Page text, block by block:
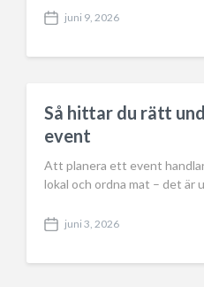
P
s
a
t
e
juni 9, 2026
Så hittar du rätt
event
Att planera ett event
lokal och ordna mat – det är
P
s
juni 3, 2026